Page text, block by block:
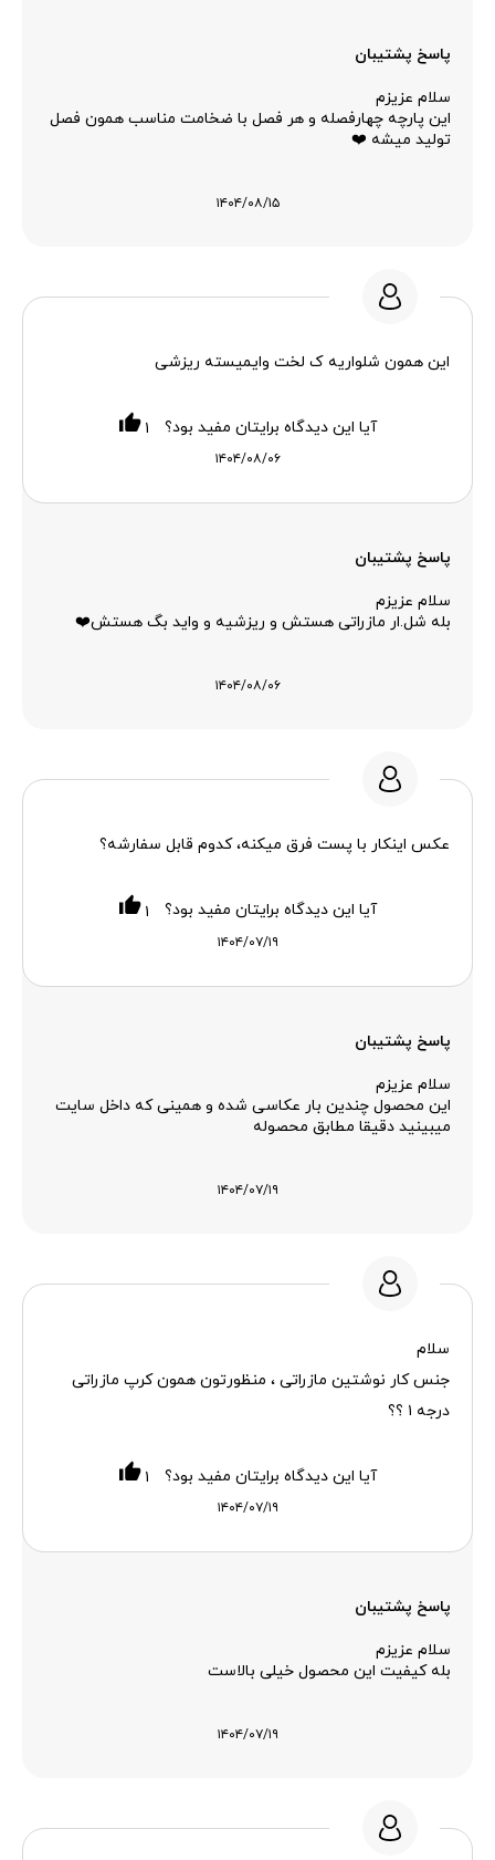
پاسخ پشتیبان
سلام عزیزم
این پارچه چهارفصله و هر فصل با ضخامت مناسب همون فصل
تولید میشه ❤️
۱۴۰۴/۰۸/۱۵
این همون شلواریه ک لخت وایمیسته ریزشی
۱۴۰۴/۰۸/۰۶
آیا این دیدگاه برایتان مفید بود؟ ۱
پاسخ پشتیبان
سلام عزیزم
بله شل.ار مازراتی هستش و ریزشیه و واید بگ هستش❤️
۱۴۰۴/۰۸/۰۶
عکس اینکار با پست فرق میکنه، کدوم قابل سفارشه؟
۱۴۰۴/۰۷/۱۹
آیا این دیدگاه برایتان مفید بود؟ ۱
پاسخ پشتیبان
سلام عزیزم
این محصول چندین بار عکاسی شده و همینی که داخل سایت
میبینید دقیقا مطابق محصوله
۱۴۰۴/۰۷/۱۹
سلام
جنس کار نوشتین مازراتی ، منظورتون همون کرپ مازراتی
درجه ۱ ؟؟
۱۴۰۴/۰۷/۱۹
آیا این دیدگاه برایتان مفید بود؟ ۱
پاسخ پشتیبان
سلام عزیزم
بله کیفیت این محصول خیلی بالاست
۱۴۰۴/۰۷/۱۹